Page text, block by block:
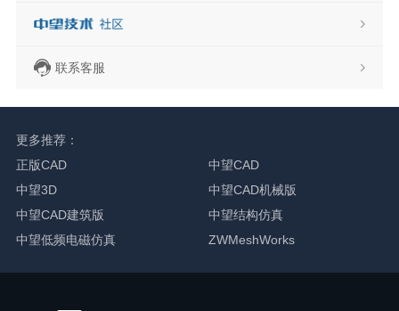
联系客服
更多推荐：
正版CAD
中望CAD
中望3D
中望CAD机械版
中望CAD建筑版
中望结构仿真
中望低频电磁仿真
ZWMeshWorks